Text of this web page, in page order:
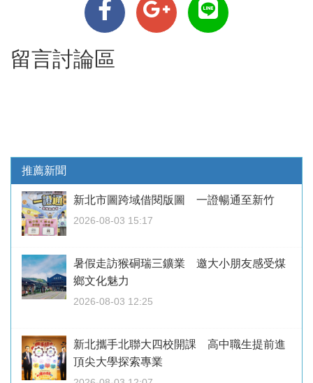
留言討論區
推薦新聞
新北市圖跨域借閱版圖 一證暢通至新竹
2026-08-03 15:17
暑假走訪猴硐瑞三鑛業 邀大小朋友感受煤
鄉文化魅力
2026-08-03 12:25
新北攜手北聯大四校開課 高中職生提前進
頂尖大學探索專業